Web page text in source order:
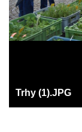
Trhy (1).JPG